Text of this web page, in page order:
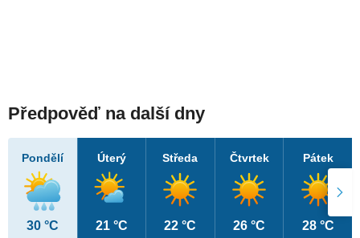
Předpověď na další dny
Pondělí
30 °C
Úterý
21 °C
Středa
22 °C
Čtvrtek
26 °C
Pátek
28 °C